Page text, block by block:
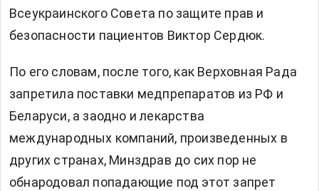
Всеукраинского Совета по защите прав и
безопасности пациентов Виктор Сердюк.
По его словам, после того, как Верховная Рада
запретила поставки медпрепаратов из РФ и
Беларуси, а заодно и лекарства
международных компаний, произведенных в
других странах, Минздрав до сих пор не
обнародовал попадающие под этот запрет